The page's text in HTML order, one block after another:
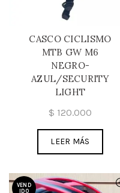
CASCO CICLISMO
MTB GW M6
NEGRO-
AZUL/SECURITY
LIGHT
$ 120.000
LEER MÁS
VEND
IDO